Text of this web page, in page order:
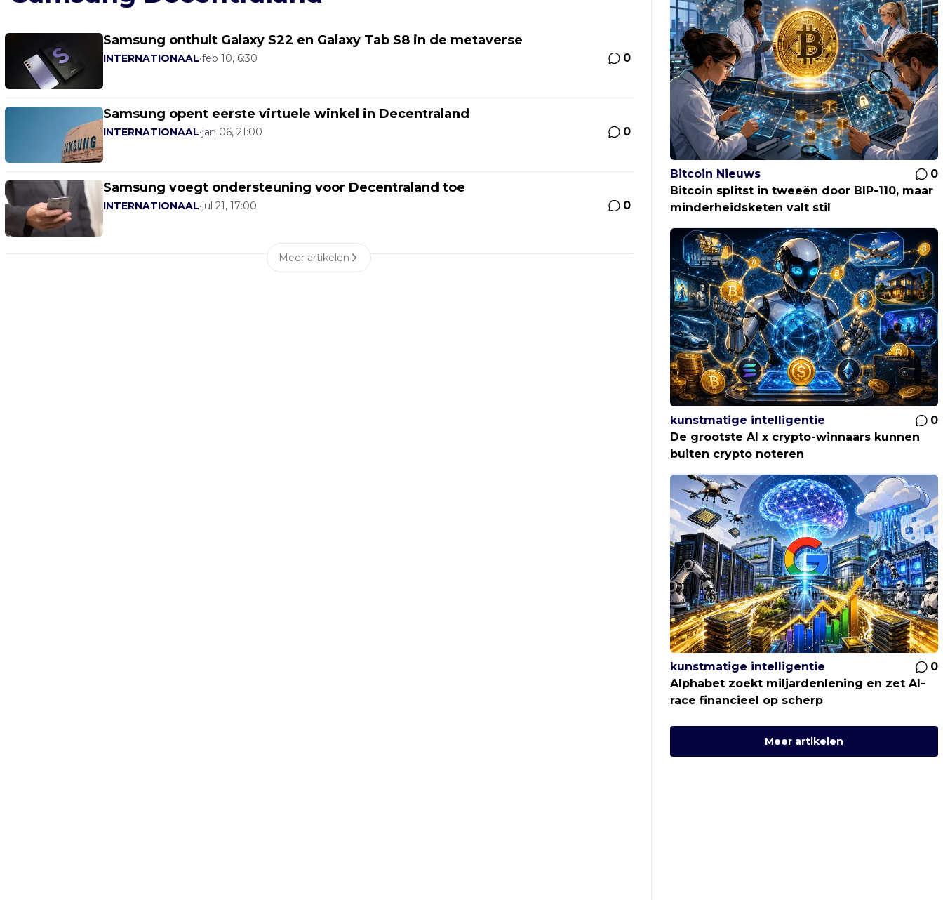
Samsung onthult Galaxy S22 en Galaxy Tab S8 in de metaverse
INTERNATIONAAL•feb 10, 6:30 0
Samsung opent eerste virtuele winkel in Decentraland
INTERNATIONAAL•jan 06, 21:00 0
Samsung voegt ondersteuning voor Decentraland toe
INTERNATIONAAL•jul 21, 17:00 0
Meer artikelen
Bitcoin Nieuws
0
Bitcoin splitst in tweeën door BIP-110, maar
minderheidsketen valt stil
kunstmatige intelligentie
0
De grootste AI x crypto-winnaars kunnen
buiten crypto noteren
kunstmatige intelligentie
0
Alphabet zoekt miljardenlening en zet AI-
race financieel op scherp
Meer artikelen